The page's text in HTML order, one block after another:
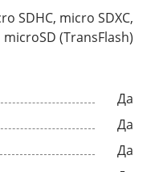
SDHC, micro SDXC,
microSD (TransFlash)
Да
Да
Да